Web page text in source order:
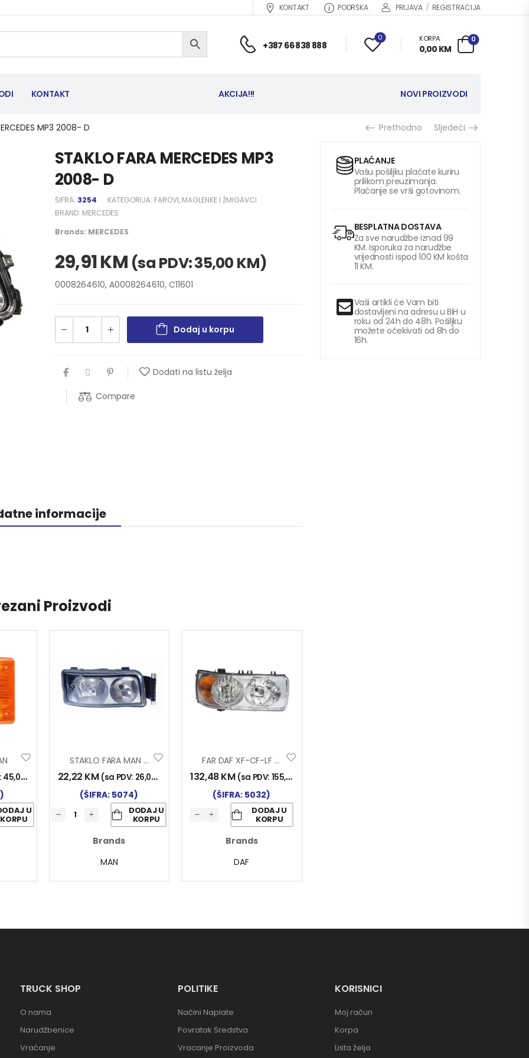
KONTAKT PODRŠKA PRIJAVA / REGISTRACIJA
+387 66 838 888
0 KORPA:
0,00 KM
0
KONTAKT AKCIJA!!! NOVI PROIZVODI
MP3 2008- D Prethodno Sljedeći
STAKLO FARA MERCEDES MP3
2008- D
ŠIFRA: 3254 KATEGORIJA: FAROVI, MAGLENKE I ŽMIGAVCI
BRAND: MERCEDES
Brands: MERCEDES
29,91KM (sa PDV:35,00 KM)
0008264610, A0008264610, C11601
Dodaj u korpu
Dodati na listu želja
Compare
informacije
Proizvodi
45,00 KM
U
KORPU
STAKLO FARA MAN TG-A DESNO
22,22 KM (sa PDV: 26,00
(ŠIFRA: 5074)
DODAJ U
KORPU
Brands
MAN
FAR DAF XF-CF-LF 03- D
132,48KM (sa PDV: 155,00
(ŠIFRA: 5032)
DODAJ U
KORPU
Brands
DAF
PLAĆANJE
Vašu pošiljku plaćate kuriru
prilikom preuzimanja.
Plaćanje se vrši gotovinom.
BESPLATNA DOSTAVA
Za sve narudžbe iznad 99
KM. Isporuka za narudžbe
vrijednosti ispod 100 KM košta
11 KM.
Vaši artikli će Vam biti
dostavljeni na adresu u BiH u
roku od 24h do 48h. Pošiljku
možete očekivati od 8h do
16h.
TRUCK SHOP
O nama
Narudžbenice
Vraćanje
POLITIKE
Načini Naplate
Povratak Sredstva
Vracanje Proizvoda
KORISNICI
Moj račun
Korpa
Lista želja